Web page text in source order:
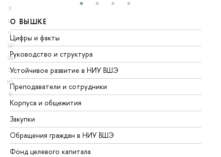
Х
Ц
Ч
Ш
Щ
Э
Ю
Я
О ВЫШКЕ
Цифры и факты
Руководство и структура
Устойчивое развитие в НИУ ВШЭ
Преподаватели и сотрудники
Корпуса и общежития
Закупки
Обращения граждан в НИУ ВШЭ
Фонд целевого капитала